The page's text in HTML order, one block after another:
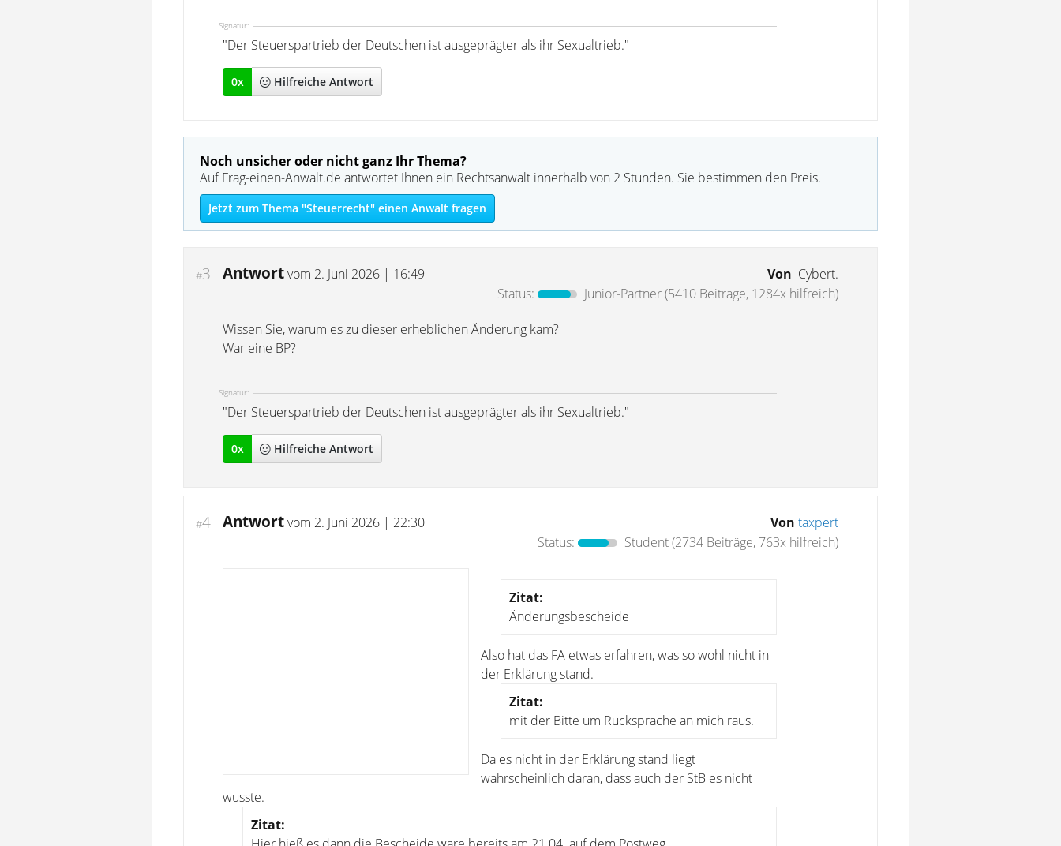
Signatur:
"Der Steuerspartrieb der Deutschen ist ausgeprägter als ihr Sexualtrieb."
0x Hilfreiche Antwort
Noch unsicher oder nicht ganz Ihr Thema?
Auf Frag-einen-Anwalt.de antwortet Ihnen ein Rechtsanwalt innerhalb von 2 Stunden. Sie bestimmen den Preis.
Jetzt zum Thema "Steuerrecht" einen Anwalt fragen
#3 Antwortvom 2. Juni 2026 | 16:49 Von Cybert.
Status:
Junior-Partner(5410 Beiträge, 1284x hilfreich)
Wissen Sie, warum es zu dieser erheblichen Änderung kam?
War eine BP?
Signatur:
"Der Steuerspartrieb der Deutschen ist ausgeprägter als ihr Sexualtrieb."
0x Hilfreiche Antwort
#4 Antwortvom 2. Juni 2026 | 22:30 Von taxpert
Status:
Student(2734 Beiträge, 763x hilfreich)
Zitat:
Änderungsbescheide
Also hat das FA etwas erfahren, was so wohl nicht in
der Erklärung stand.
Zitat:
mit der Bitte um Rücksprache an mich raus.
Da es nicht in der Erklärung stand liegt
wahrscheinlich daran, dass auch der StB es nicht
wusste.
Zitat: